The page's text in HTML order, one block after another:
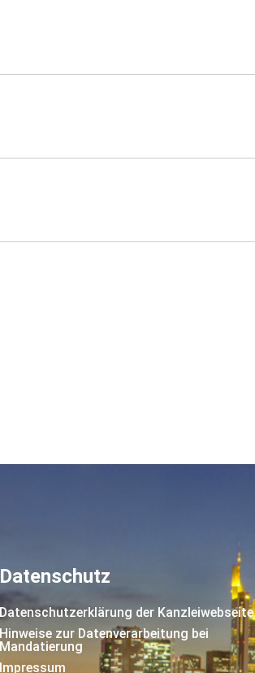
Datenschutz
Datenschutzerklärung der Kanzleiwebseite
Hinweise zur Datenverarbeitung bei
Mandatierung
Impressum